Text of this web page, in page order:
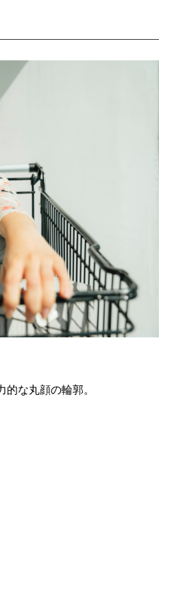
な丸顔の輪郭。